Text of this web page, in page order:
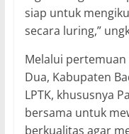
siap untuk
secara luring,”
Melalui
Dua, Kabupaten
LPTK, khususnya
bersama untuk
berkualitas agar